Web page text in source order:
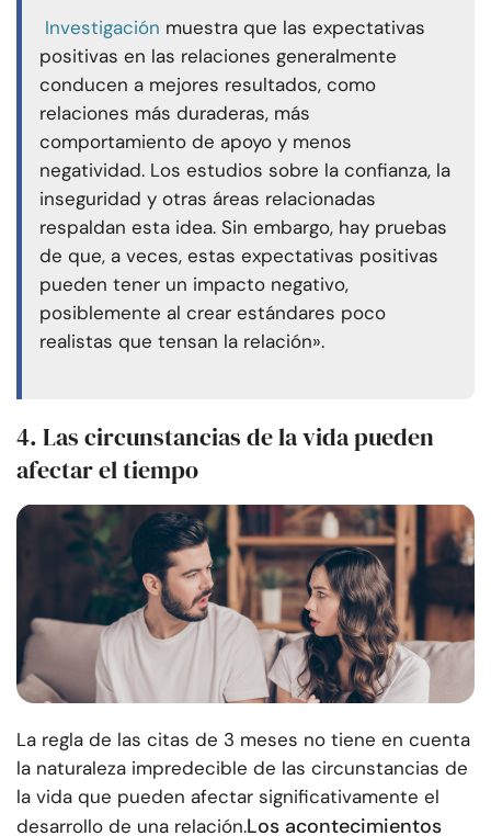
Investigación muestra que las expectativas
positivas en las relaciones generalmente
conducen a mejores resultados, como
relaciones más duraderas, más
comportamiento de apoyo y menos
negatividad. Los estudios sobre la confianza, la
inseguridad y otras áreas relacionadas
respaldan esta idea. Sin embargo, hay pruebas
de que, a veces, estas expectativas positivas
pueden tener un impacto negativo,
posiblemente al crear estándares poco
realistas que tensan la relación».
4. Las circunstancias de la vida pueden
afectar el tiempo
La regla de las citas de 3 meses no tiene en cuenta
la naturaleza impredecible de las circunstancias de
la vida que pueden afectar significativamente el
desarrollo de una relación.Los acontecimientos